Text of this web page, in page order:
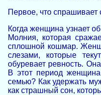
Первое, что спрашивает
Когда женщина узнает
Молния, которая
сплошной кошмар.
слезами, которые
обуревает ревность.
В этот период женщина
семью? Как удержать
как страшный сон,